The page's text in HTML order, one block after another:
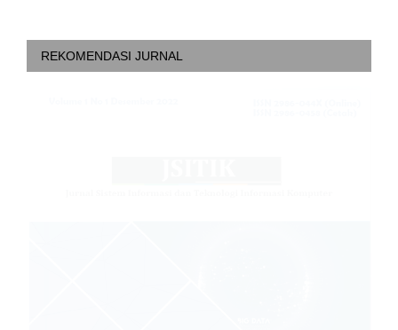
REKOMENDASI JURNAL